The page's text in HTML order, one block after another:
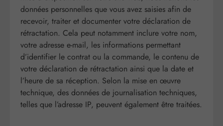
données personnelles que vous avez saisies afin de
recevoir, traiter et documenter votre déclaration de
rétractation. Cela peut notamment inclure votre nom,
votre adresse e-mail, les informations permettant
d’identifier le contrat ou la commande, le contenu de
votre déclaration de rétractation ainsi que la date et
l’heure de sa réception. Selon la mise en œuvre
technique, des données de journalisation techniques,
telles que l’adresse IP, peuvent également être traitées.